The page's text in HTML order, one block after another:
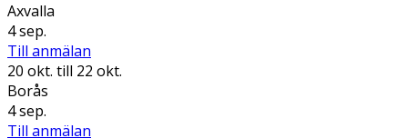
Axvalla
4 sep.
Till anmälan
20 okt. till 22 okt.
Borås
4 sep.
Till anmälan